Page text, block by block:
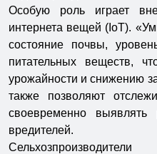
Особую роль играет
интернета вещей (IoT).
состояние почвы,
питательных веществ,
урожайности и снижению
также позволяют
своевременно выявлять
вредителей.